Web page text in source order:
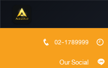
02-1789999
Our Social